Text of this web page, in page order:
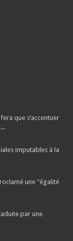
que s’accentuer
imputables à la
une "égalité
par une